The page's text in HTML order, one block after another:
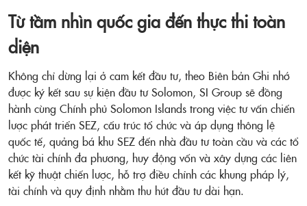
Từ tầm nhìn quốc gia đến thực thi toàn
diện
Không chỉ dừng lại ở cam kết đầu tư, theo Biên bản Ghi nhớ
được ký kết sau sự kiện đầu tư Solomon, SI Group sẽ đồng
hành cùng Chính phủ Solomon Islands trong việc tư vấn chiến
lược phát triển SEZ, cấu trúc tổ chức và áp dụng thông lệ
quốc tế, quảng bá khu SEZ đến nhà đầu tư toàn cầu và các tổ
chức tài chính đa phương, huy động vốn và xây dựng các liên
kết kỹ thuật chiến lược, hỗ trợ điều chỉnh các khung pháp lý,
tài chính và quy định nhằm thu hút đầu tư dài hạn.